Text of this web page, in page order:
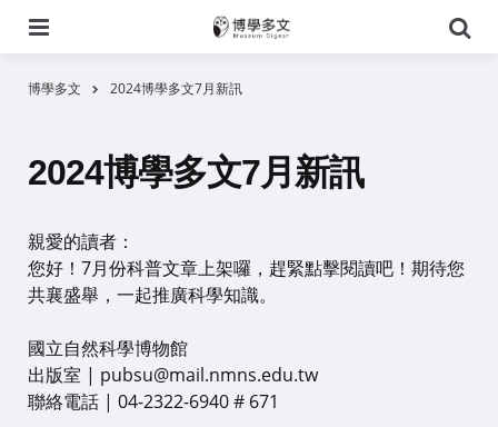
尋
博學多文 2024博學多文7月新訊
2024博學多文7月新訊
親愛的讀者：
您好！7月份科普文章上架囉，趕緊點擊閱讀吧！期待您
共襄盛舉，一起推廣科學知識。
國立自然科學博物館
出版室 | pubsu@mail.nmns.edu.tw
聯絡電話 | 04-2322-6940 # 671